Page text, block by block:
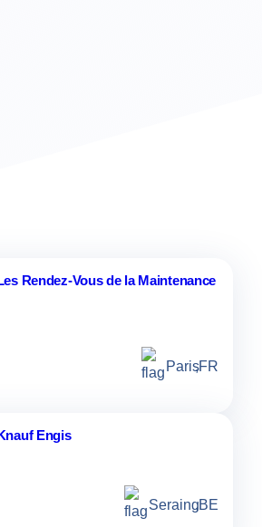
Rendez-Vous de la Maintenance
Paris
,FR
Engis
Seraing,BE